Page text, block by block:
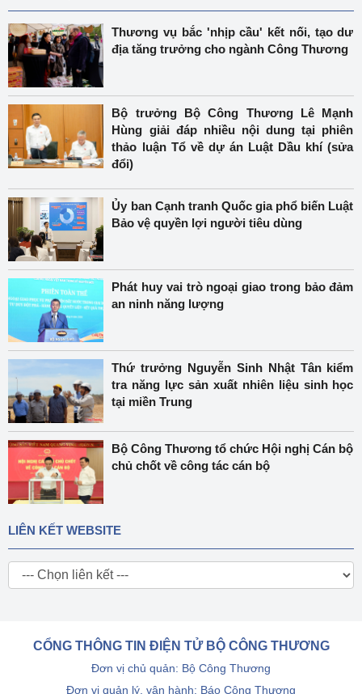
Thương vụ bắc 'nhịp cầu' kết nối, tạo dư
địa tăng trưởng cho ngành Công Thương
Bộ trưởng Bộ Công Thương Lê Mạnh
Hùng giải đáp nhiều nội dung tại phiên
thảo luận Tổ về dự án Luật Dầu khí (sửa
đổi)
Ủy ban Cạnh tranh Quốc gia phổ biến Luật
Bảo vệ quyền lợi người tiêu dùng
Phát huy vai trò ngoại giao trong bảo đảm
an ninh năng lượng
Thứ trưởng Nguyễn Sinh Nhật Tân kiểm
tra năng lực sản xuất nhiên liệu sinh học
tại miền Trung
Bộ Công Thương tổ chức Hội nghị Cán bộ
chủ chốt về công tác cán bộ
LIÊN KẾT WEBSITE
CỔNG THÔNG TIN ĐIỆN TỬ BỘ CÔNG THƯƠNG
Đơn vị chủ quản: Bộ Công Thương
Đơn vị quản lý, vận hành: Báo Công Thương